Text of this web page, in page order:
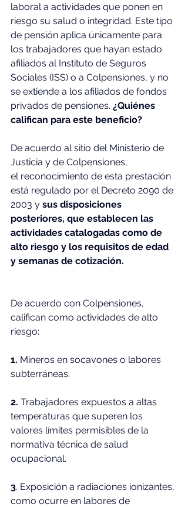
laboral a actividades que ponen en
riesgo su salud o integridad. Este tipo
de pensión aplica únicamente para
los trabajadores que hayan estado
afiliados al Instituto de Seguros
Sociales (ISS) o a Colpensiones, y no
se extiende a los afiliados de fondos
privados de pensiones. ¿Quiénes
califican para este beneficio?
De acuerdo al sitio del Ministerio de
Justicia y de Colpensiones,
el reconocimiento de esta prestación
está regulado por el Decreto 2090 de
2003 y sus disposiciones
posteriores, que establecen las
actividades catalogadas como de
alto riesgo y los requisitos de edad
y semanas de cotización.
De acuerdo con Colpensiones,
califican como actividades de alto
riesgo:
1. Mineros en socavones o labores
subterráneas.
2. Trabajadores expuestos a altas
temperaturas que superen los
valores límites permisibles de la
normativa técnica de salud
ocupacional.
3. Exposición a radiaciones ionizantes,
como ocurre en labores de